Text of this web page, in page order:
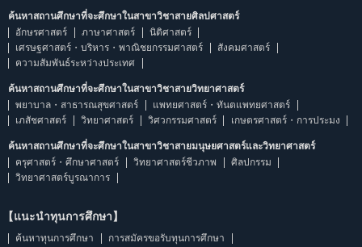
ค้นหาสถานศึกษาที่จะศึกษาในสาขาวิชาสายศิลปศาสตร์
อักษรศาสตร์
ภาษาศาสตร์
นิติศาสตร์
เศรษฐศาสตร์・บริหาร・พาณิชยกรรมศาสตร์
สังคมศาสตร์
ความสัมพันธ์ระหว่างประเทศ
ค้นหาสถานศึกษาที่จะศึกษาในสาขาวิชาสายวิทยาศาสตร์
พยาบาล・สาธารณสุขศาสตร์
แพทยศาสตร์・ทันตแพทยศาสตร์
เภสัชศาสตร์
วิทยาศาสตร์ วิศวกรรมศาสตร์ เกษตรศาสตร์・การประมง
ค้นหาสถานศึกษาที่จะศึกษาในสาขาวิชาสายมนุษยศาสตร์และวิทยาศาสตร์
ครุศาสตร์・ศึกษาศาสตร์
วิทยาศาสตร์ชีวภาพ
ศิลปกรรม
วิทยาศาสตร์บูรณาการ
【แนะนำทุนการศึกษา】
ค้นหาทุนการศึกษา
การสมัครขอรับทุนการศึกษา